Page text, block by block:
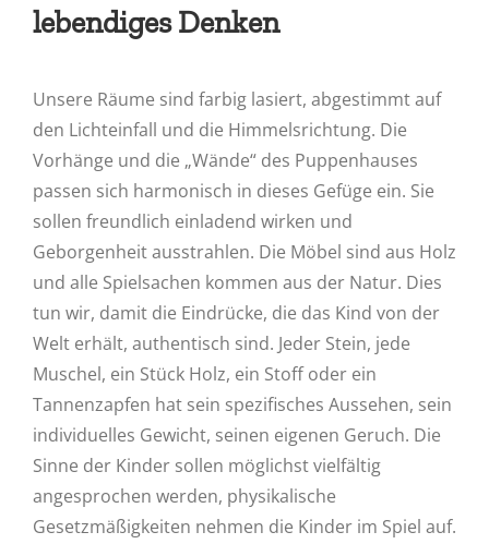
lebendiges Denken
Unsere Räume sind farbig lasiert, abgestimmt auf
den Lichteinfall und die Himmelsrichtung. Die
Vorhänge und die „Wände“ des Puppenhauses
passen sich harmonisch in dieses Gefüge ein. Sie
sollen freundlich einladend wirken und
Geborgenheit ausstrahlen. Die Möbel sind aus Holz
und alle Spielsachen kommen aus der Natur. Dies
tun wir, damit die Eindrücke, die das Kind von der
Welt erhält, authentisch sind. Jeder Stein, jede
Muschel, ein Stück Holz, ein Stoff oder ein
Tannenzapfen hat sein spezifisches Aussehen, sein
individuelles Gewicht, seinen eigenen Geruch. Die
Sinne der Kinder sollen möglichst vielfältig
angesprochen werden, physikalische
Gesetzmäßigkeiten nehmen die Kinder im Spiel auf.